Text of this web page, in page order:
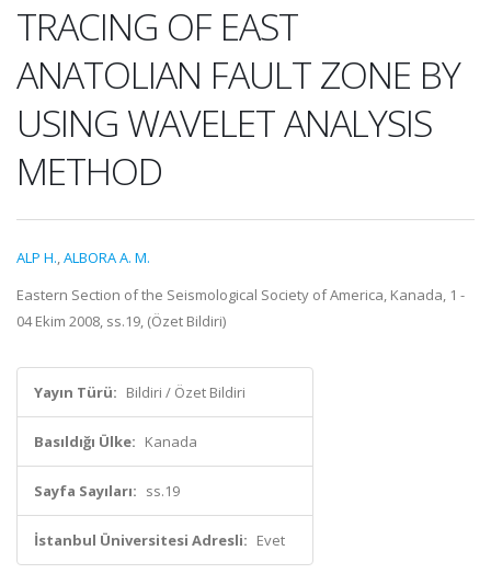
TRACING OF EAST
ANATOLIAN FAULT ZONE BY
USING WAVELET ANALYSIS
METHOD
ALP H.,ALBORA A. M.
Eastern Section of the Seismological Society of America, Kanada, 1 -
04 Ekim 2008, ss.19, (Özet Bildiri)
Yayın Türü: Bildiri / Özet Bildiri
Basıldığı Ülke: Kanada
Sayfa Sayıları: ss.19
İstanbul Üniversitesi Adresli: Evet